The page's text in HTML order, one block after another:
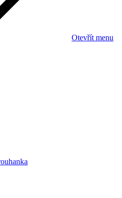
Otevřít menu